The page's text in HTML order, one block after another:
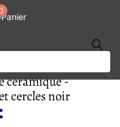
Panier
céramique -
cercles noir